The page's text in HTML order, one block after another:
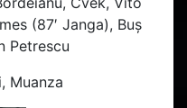
(87′ Janga), Buș
Petrescu
Muanza